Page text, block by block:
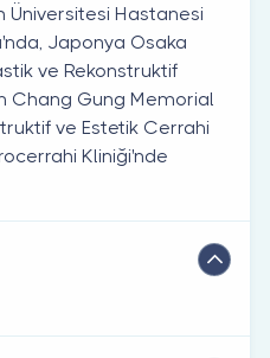
Üniversitesi Hastanesi
Japonya Osaka
ve Rekonstruktif
Chang Gung Memorial
ve Estetik Cerrahi
Kliniği'nde